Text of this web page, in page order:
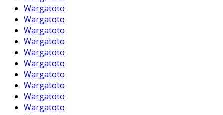
Wargatoto
Wargatoto
Wargatoto
Wargatoto
Wargatoto
Wargatoto
Wargatoto
Wargatoto
Wargatoto
Wargatoto